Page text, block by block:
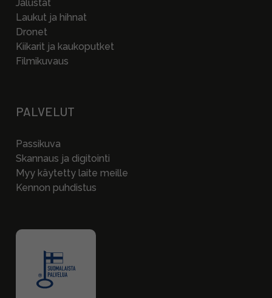
Jalustat
Laukut ja hihnat
Dronet
Kiikarit ja kaukoputket
Filmikuvaus
PALVELUT
Passikuva
Skannaus ja digitointi
Myy käytetty laite meille
Kennon puhdistus